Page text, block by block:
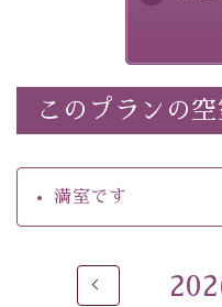
■お座敷風呂（大浴場）
温泉の成分に合わせ、
※男性大浴場までのご移
ご了承のほどお願いいた
貸切温泉風呂
（40分
このプランの
満室です